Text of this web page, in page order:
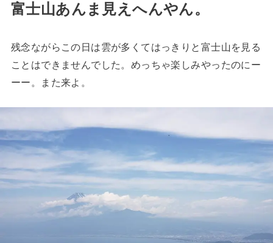
富士山あんま見えへんやん。
残念ながらこの日は雲が多くてはっきりと富士山を見る
ことはできませんでした。めっちゃ楽しみやったのにー
ーー。また来よ。